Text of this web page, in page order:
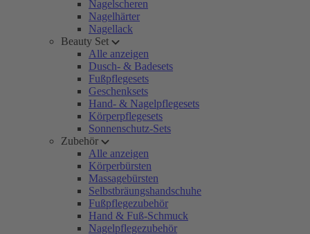
Nagelscheren
Nagelhärter
Nagellack
Beauty Set
Alle anzeigen
Dusch- & Badesets
Fußpflegesets
Geschenksets
Hand- & Nagelpflegesets
Körperpflegesets
Sonnenschutz-Sets
Zubehör
Alle anzeigen
Körperbürsten
Massagebürsten
Selbstbräungshandschuhe
Fußpflegezubehör
Hand & Fuß-Schmuck
Nagelpflegezubehör